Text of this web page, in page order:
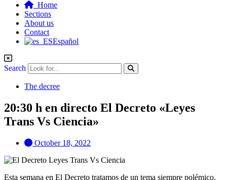
Home
Sections
About us
Contact
Español
Search
The decree
20:30 h en directo El Decreto «Leyes
Trans Vs Ciencia»
October 18, 2022
Esta semana en El Decreto tratamos de un tema siempre polémico,